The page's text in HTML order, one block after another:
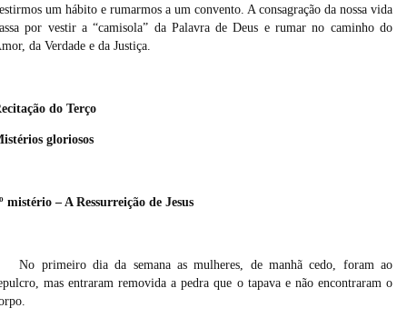
um hábito e rumarmos a um convento. A consagração da nossa vida
por vestir a “camisola” da Palavra de Deus e rumar no caminho do
da Verdade e da Justiça.
do Terço
gloriosos
mistério – A Ressurreição de Jesus
No primeiro dia da semana as mulheres, de manhã cedo, foram ao
mas entraram removida a pedra que o tapava e não encontraram o